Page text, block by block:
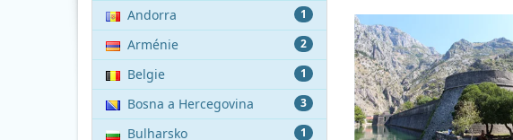
1
Andorra
2
Arménie
1
Belgie
3
Bosna a Hercegovina
1
Bulharsko